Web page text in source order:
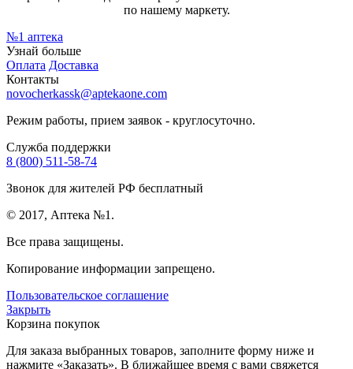
по нашему маркету.
№1 аптека
Узнай больше
Оплата Доставка
Контакты
novocherkassk@aptekaone.com
Режим работы, прием заявок - круглосуточно.
Служба поддержки
8 (800) 511-58-74
Звонок для жителей РФ бесплатный
© 2017, Аптека №1.
Все права защищены.
Копирование информации запрещено.
Пользовательское соглашение
Закрыть
Корзина покупок
Для заказа выбранных товаров, заполните форму ниже и
нажмите «Заказать». В ближайшее время с вами свяжется